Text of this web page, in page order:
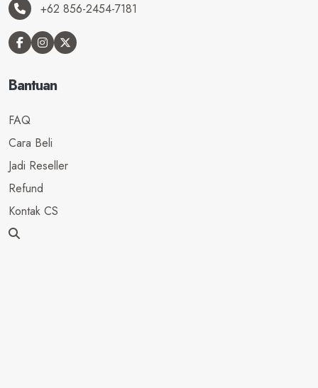
+62 856-2454-7181
Bantuan
FAQ
Cara Beli
Jadi Reseller
Refund
Kontak CS